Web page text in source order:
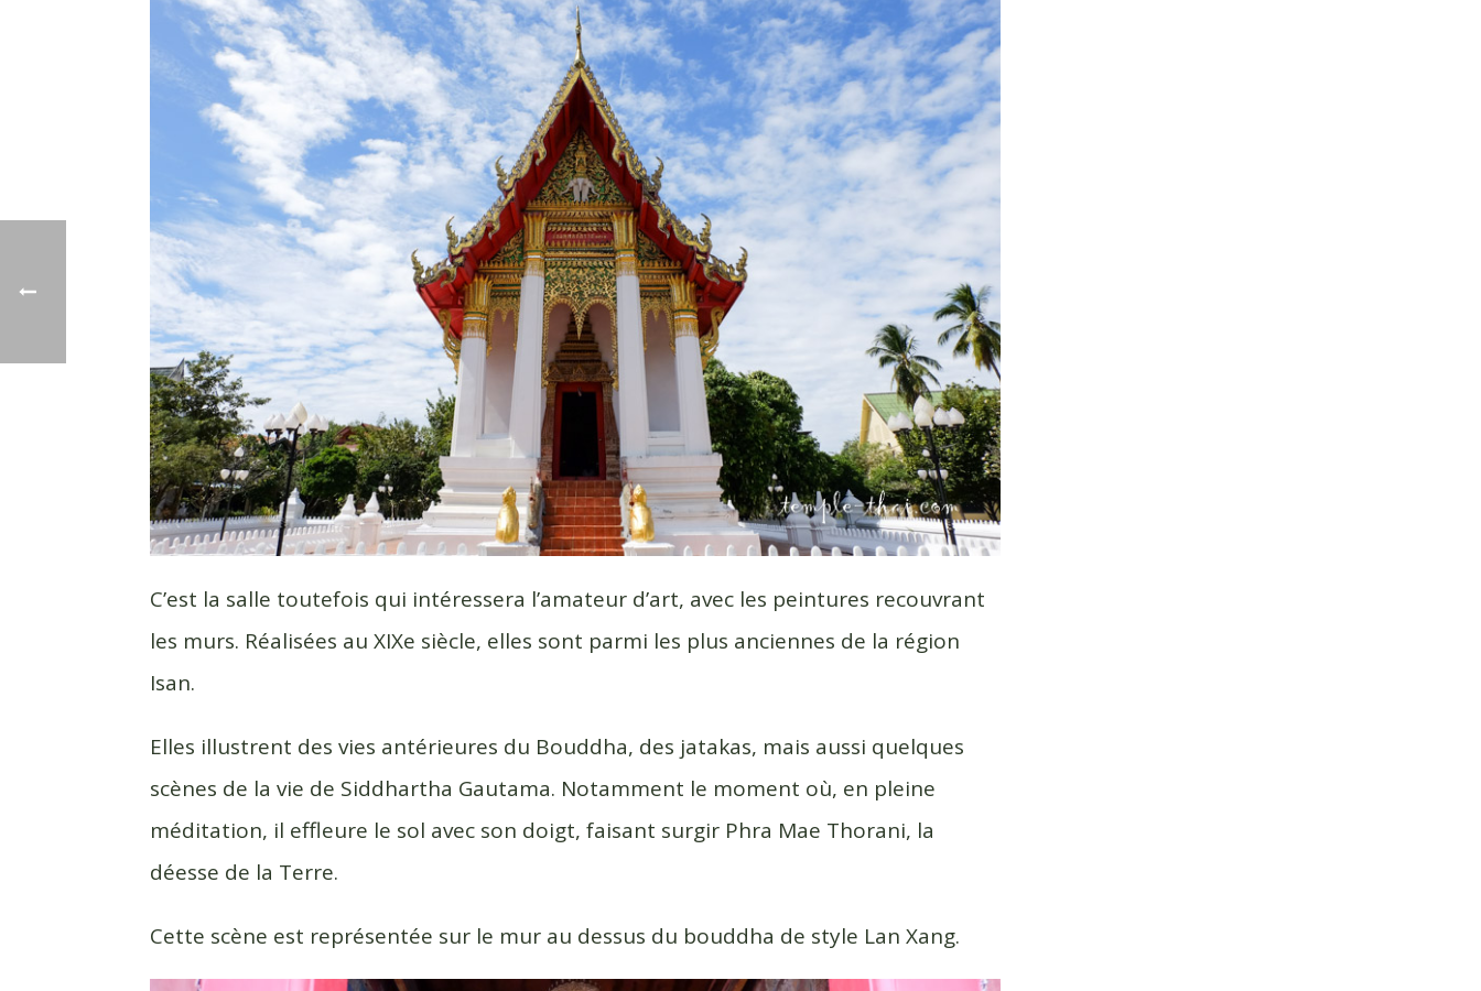
C’est la salle toutefois qui intéressera l’amateur d’art, avec les peintures recouvrant
les murs. Réalisées au XIXe siècle, elles sont parmi les plus anciennes de la région
Isan.
Elles illustrent des vies antérieures du Bouddha, des jatakas, mais aussi quelques
scènes de la vie de Siddhartha Gautama. Notamment le moment où, en pleine
méditation, il effleure le sol avec son doigt, faisant surgir Phra Mae Thorani, la
déesse de la Terre.
Cette scène est représentée sur le mur au dessus du bouddha de style Lan Xang.